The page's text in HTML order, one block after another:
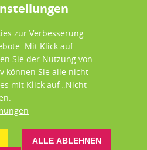
zur Verbesserung
Mit Klick auf
Sie der Nutzung von
können Sie alle nicht
mit Klick auf „Nicht
ALLE ABLEHNEN